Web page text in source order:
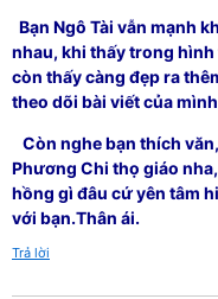
Bạn Ngô Tài vẫn mạnh
nhau, khi thấy trong hình
còn thấy càng đẹp ra
theo dõi bài viết của
Còn nghe bạn thích
Phương Chi thọ giáo
hồng gì đâu cứ yên tâm
với bạn.Thân ái.
Trả lời